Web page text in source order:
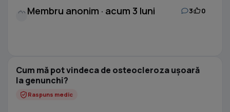
Membru anonim · acum 3 luni 3 0
Cum mă pot vindeca de osteocleroza ușoară
la genunchi?
Raspuns medic